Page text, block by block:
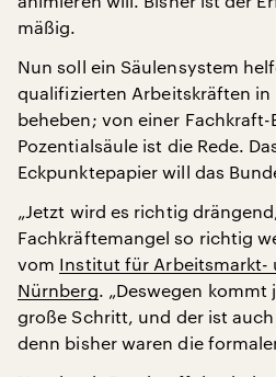
mäßig.
Nun soll ein Säulensystem
qualifizierten Arbeitskräften in
beheben; von einer
Pozentialsäule ist die Rede.
Eckpunktepapier will das
„Jetzt wird es richtig
Fachkräftemangel so richtig
vom Institut für Arbeitsmarkt-
Nürnberg. „Deswegen
große Schritt, und der ist
denn bisher waren die